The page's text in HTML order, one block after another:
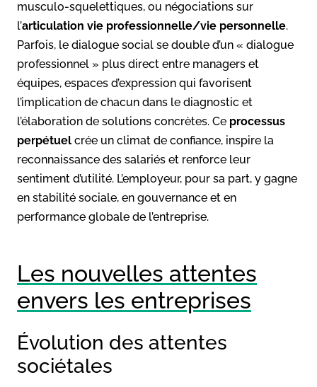
musculo-squelettiques, ou négociations sur
l’articulation vie professionnelle/vie personnelle.
Parfois, le dialogue social se double d’un « dialogue
professionnel » plus direct entre managers et
équipes, espaces d’expression qui favorisent
l’implication de chacun dans le diagnostic et
l’élaboration de solutions concrètes. Ce processus
perpétuel crée un climat de confiance, inspire la
reconnaissance des salariés et renforce leur
sentiment d’utilité. L’employeur, pour sa part, y gagne
en stabilité sociale, en gouvernance et en
performance globale de l’entreprise.
Les nouvelles attentes
envers les entreprises
Évolution des attentes
sociétales